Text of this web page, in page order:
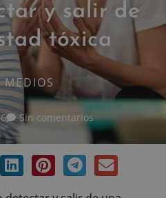
y salir de
tóxica
MEDIOS
Sin comentarios